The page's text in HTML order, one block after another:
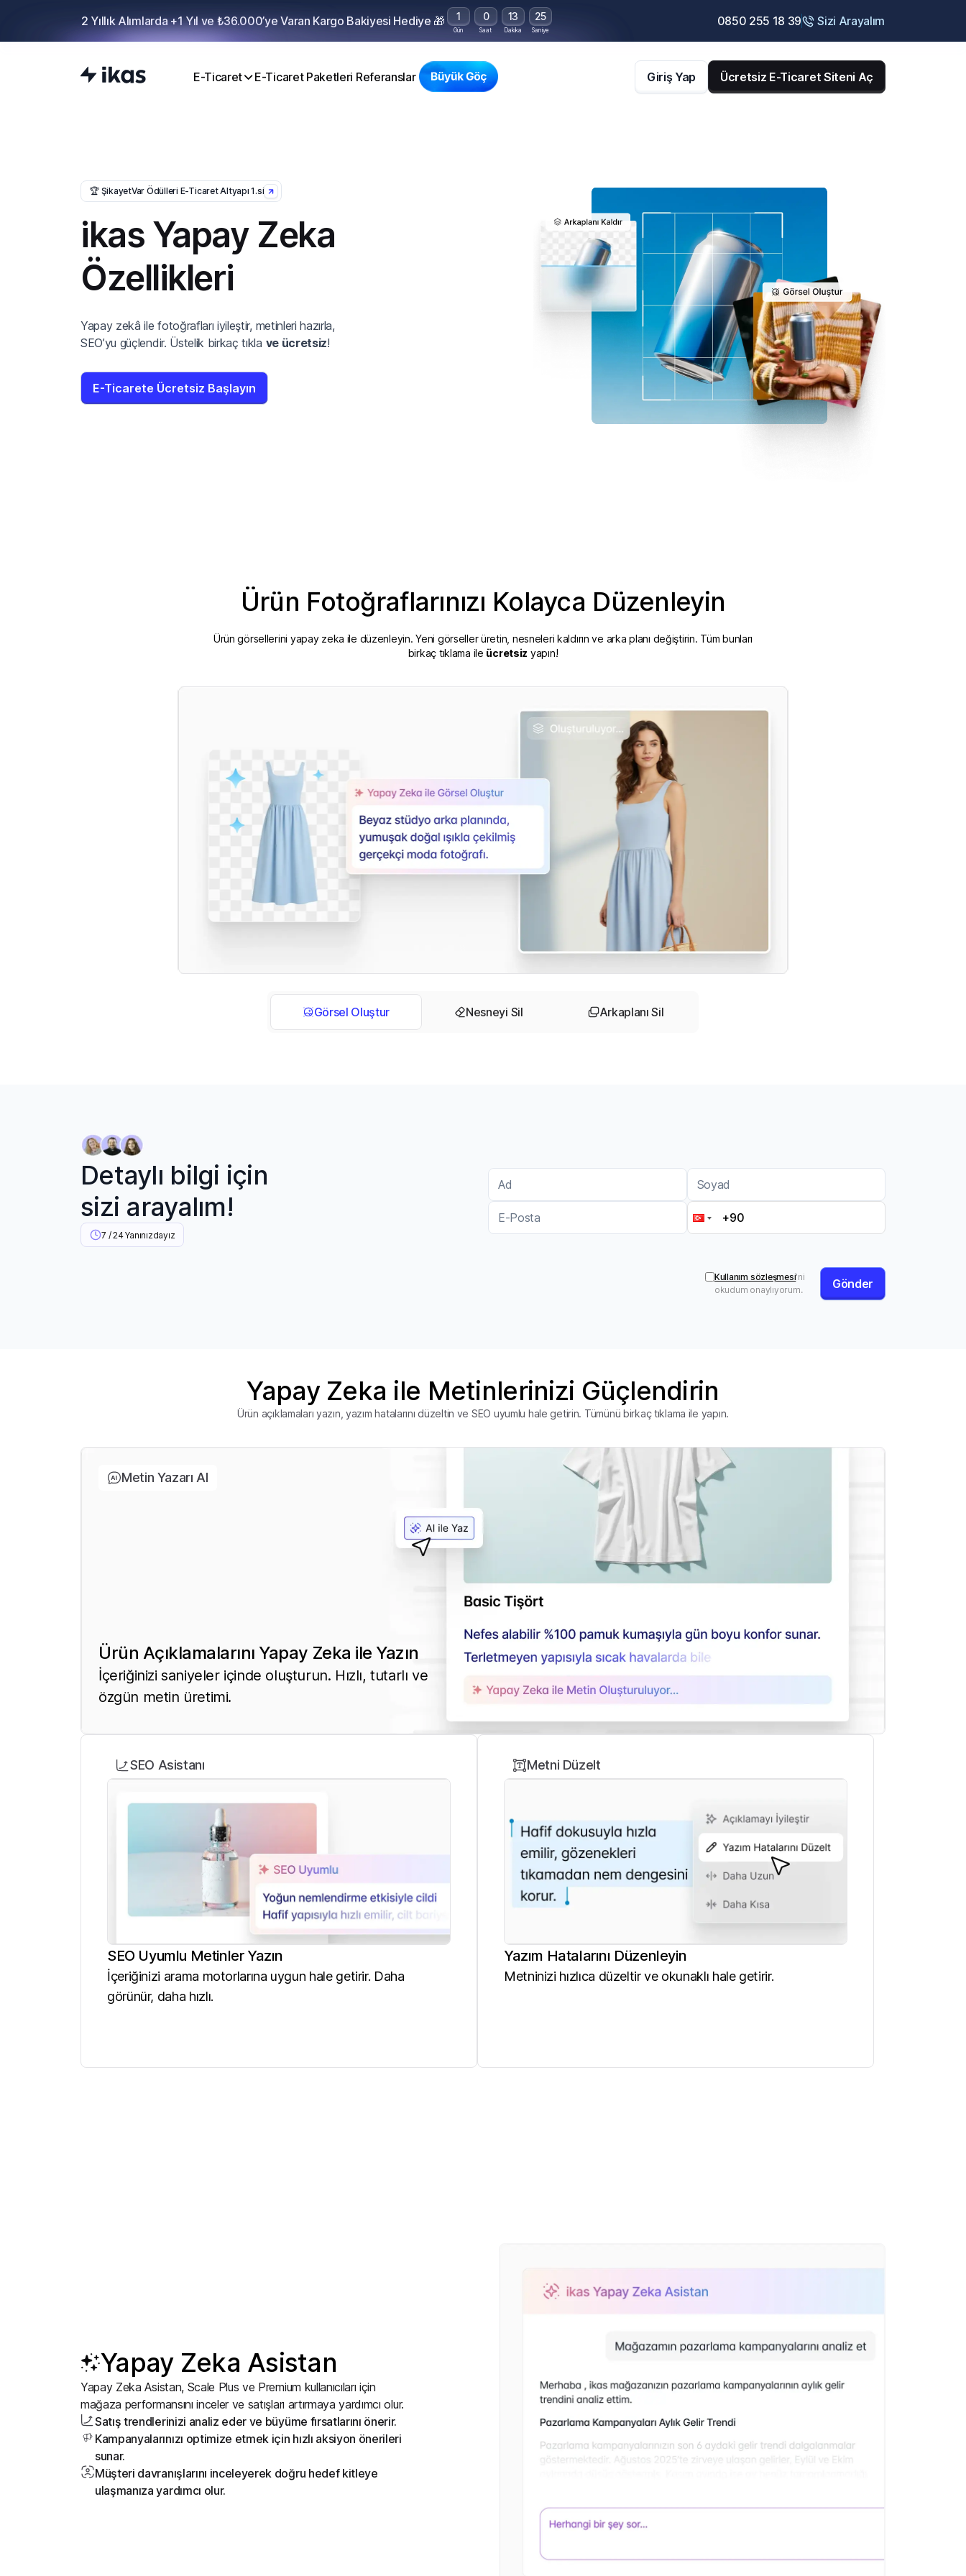
2 Yıllık Alımlarda +1 Yıl ve ₺36.000’ye Varan Kargo Bakiyesi Hediye 🎁 1
Gün
0
Saat
13
Dakika
24
Saniye
0850 255 18 39 Sizi Arayalım
E-Ticaret E-Ticaret Paketleri Referanslar Giriş Yap Ücretsiz E-Ticaret Siteni Aç
🏆 ŞikayetVar Ödülleri E-Ticaret Altyapı 1.si
ikas Yapay Zeka
Özellikleri
Yapay zekâ ile fotoğrafları iyileştir, metinleri hazırla,
SEO’yu güçlendir. Üstelik birkaç tıkla ve ücretsiz!
E-Ticarete Ücretsiz Başlayın
Ürün Fotoğraflarınızı Kolayca Düzenleyin
Ürün görsellerini yapay zeka ile düzenleyin. Yeni görseller üretin, nesneleri kaldırın ve arka planı değiştirin. Tüm bunları
birkaç tıklama ile ücretsiz yapın!
Görsel Oluştur Nesneyi Sil Arkaplanı Sil
Detaylı bilgi için
sizi arayalım!
7 / 24 Yanınızdayız
Ad
Ad Soyad
E-Posta
Kullanım sözleşmesi'ni
okudum onaylıyorum.
Gönder
Yapay Zeka ile Metinlerinizi Güçlendirin
Ürün açıklamaları yazın, yazım hatalarını düzeltin ve SEO uyumlu hale getirin. Tümünü birkaç tıklama ile yapın.
Metin Yazarı AI
Ürün Açıklamalarını Yapay Zeka ile Yazın
İçeriğinizi saniyeler içinde oluşturun. Hızlı, tutarlı ve
özgün metin üretimi.
SEO Asistanı
SEO Uyumlu Metinler Yazın
İçeriğinizi arama motorlarına uygun hale getirir. Daha
görünür, daha hızlı.
Metni Düzelt
Yazım Hatalarını Düzenleyin
Metninizi hızlıca düzeltir ve okunaklı hale getirir.
Yapay Zeka Asistan
Yapay Zeka Asistan, Scale Plus ve Premium kullanıcıları için
mağaza performansını inceler ve satışları artırmaya yardımcı olur.
Satış trendlerinizi analiz eder ve büyüme fırsatlarını önerir.
Kampanyalarınızı optimize etmek için hızlı aksiyon önerileri
sunar.
Müşteri davranışlarını inceleyerek doğru hedef kitleye
ulaşmanıza yardımcı olur.